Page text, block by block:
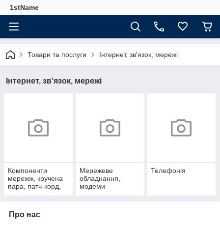
1stName
Товари та послуги Інтернет, зв'язок, мережі
Інтернет, зв'язок, мережі
Компоненти
мережж, кручена
пара, патч-корд,
Мережеве
обладнання,
модеми
Телефонія
Про нас